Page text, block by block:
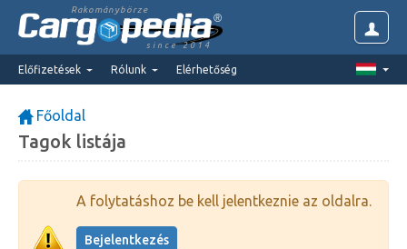
Rakománybörze
since 2014
Előfizetések Rólunk Elérhetőség
Főoldal
Tagok listája
A folytatáshoz be kell jelentkeznie az oldalra.
Bejelentkezés